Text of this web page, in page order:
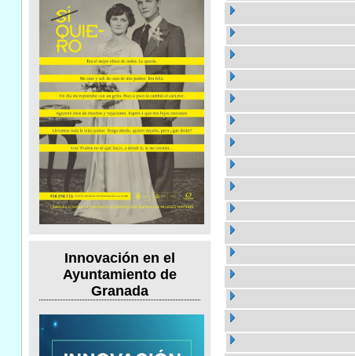
Innovación en el
Ayuntamiento de
Granada